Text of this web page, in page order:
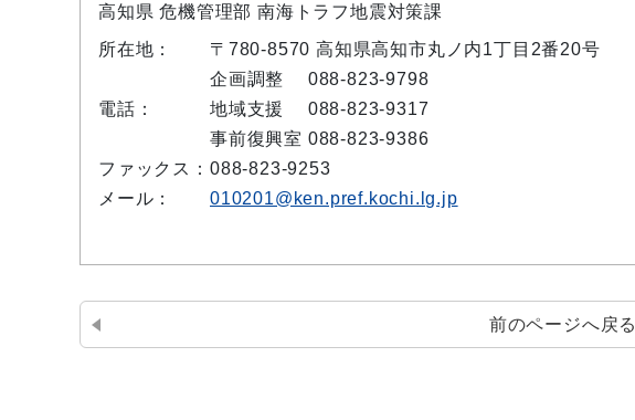
高知県 危機管理部 南海トラフ地震対策課
所在地：
〒780-8570 高知県高知市丸ノ内1丁目2番20号
電話：
企画調整 088-823-9798
地域支援 088-823-9317
事前復興室 088-823-9386
ファックス： 088-823-9253
メール：
010201@ken.pref.kochi.lg.jp
前のページへ戻る